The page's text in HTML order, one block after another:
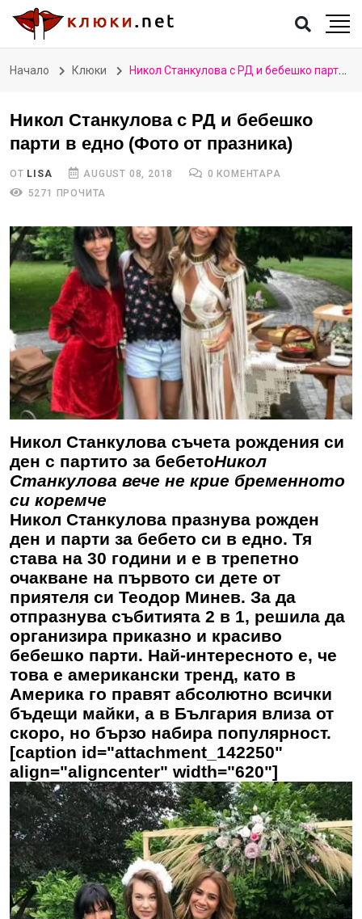
Начало Клюки Никол Станкулова с РД и бебешко парти в едно (Фото от празника)
Никол Станкулова с РД и бебешко
парти в едно (Фото от празника)
ОТ LISA AUGUST 08, 2018
0 КОМЕНТАРА
5271 ПРОЧИТА
Никол Станкулова съчета рождения си
ден с партито за бебетоНикол
Станкулова вече не крие бременното
си коремче
Никол Станкулова празнува рожден
ден и парти за бебето си в едно. Тя
става на 30 години и е в трепетно
очакване на първото си дете от
приятеля си Теодор Минев. За да
отпразнува събитията 2 в 1, решила да
организира приказно и красиво
бебешко парти. Най-интересното е, че
това е американски тренд, като в
Америка го правят абсолютно всички
бъдещи майки, а в България влиза от
скоро, но бързо набира популярност.
[caption id="attachment_142250"
align="aligncenter" width="620"]